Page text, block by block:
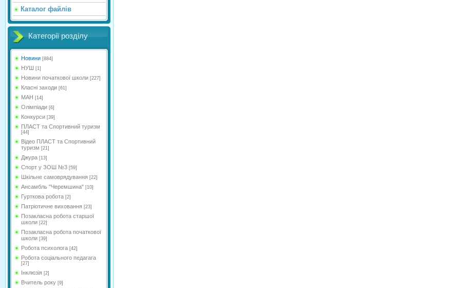
Каталог файлів
Категорії розділу
Новини [884]
НУШ [1]
Новини початкової школи [227]
Класні заходи [61]
МАН [14]
Олімпіади [6]
Конкурси [39]
ПЛАСТ та Спортивний туризм
[44]
Відео ПЛАСТ та Спортивний
туризм [21]
Джура [13]
Спорт у ЗОШ №3 [59]
Шкільне самоврядування [22]
Ансамбль "Черемшина" [10]
Гурткова робота [2]
Патріотичне виховання [23]
Позакласна робота старшої
школи [22]
Позакласна робота початкової
школи [39]
Робота психолога [42]
Робота соціального педагага
[27]
Інклюзія [2]
Вчитель року [9]